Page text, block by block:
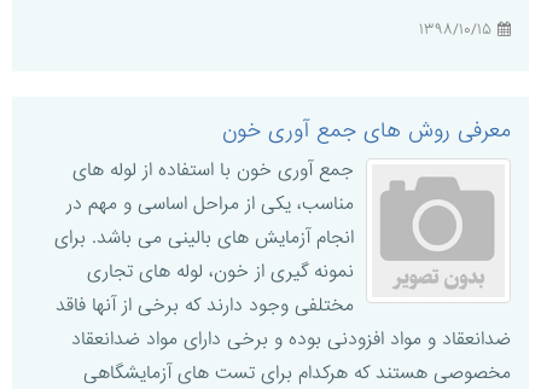
معرفی روش های جمع آوری خون
جمع آوری خون با استفاده از لوله های
مناسب، یکی از مراحل اساسی و مهم در
انجام آزمایش های بالینی می باشد. برای
نمونه گیری از خون، لوله های تجاری
مختلفی وجود دارند که برخی از آنها فاقد
ضدانعقاد و مواد افزودنی بوده و برخی دارای مواد ضدانعقاد
مخصوصی هستند که هرکدام برای تست های آزمایشگاهی